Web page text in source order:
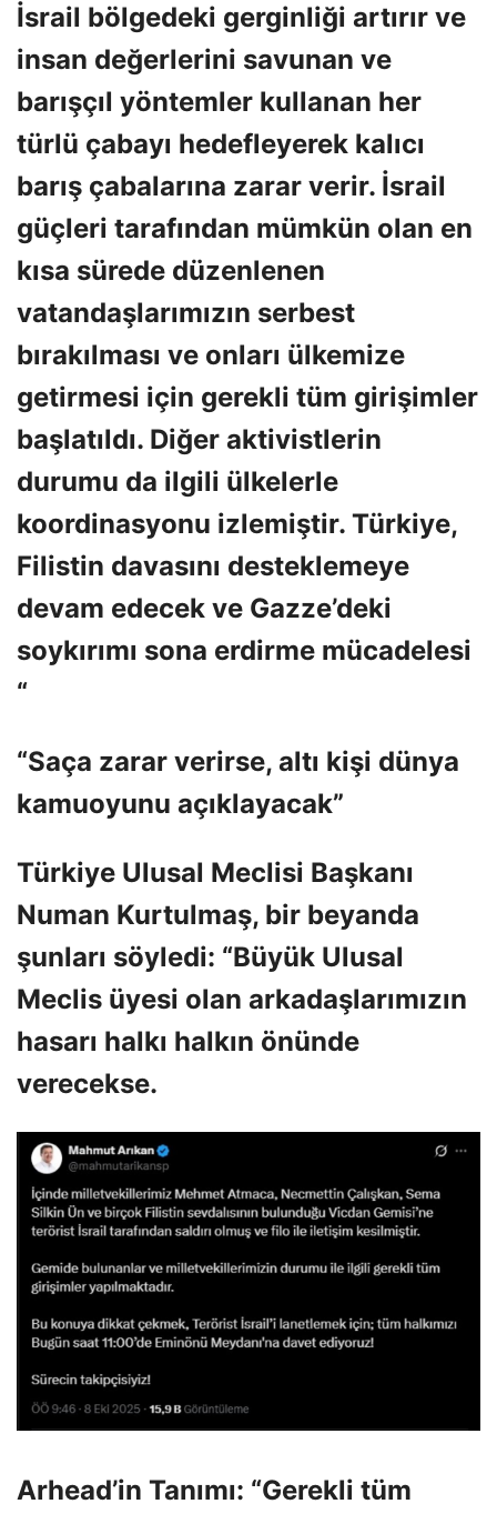
İsrail bölgedeki gerginliği artırır ve
insan değerlerini savunan ve
barışçıl yöntemler kullanan her
türlü çabayı hedefleyerek kalıcı
barış çabalarına zarar verir. İsrail
güçleri tarafından mümkün olan en
kısa sürede düzenlenen
vatandaşlarımızın serbest
bırakılması ve onları ülkemize
getirmesi için gerekli tüm girişimler
başlatıldı. Diğer aktivistlerin
durumu da ilgili ülkelerle
koordinasyonu izlemiştir. Türkiye,
Filistin davasını desteklemeye
devam edecek ve Gazze’deki
soykırımı sona erdirme mücadelesi
“
“Saça zarar verirse, altı kişi dünya
kamuoyunu açıklayacak”
Türkiye Ulusal Meclisi Başkanı
Numan Kurtulmaş, bir beyanda
şunları söyledi: “Büyük Ulusal
Meclis üyesi olan arkadaşlarımızın
hasarı halkı halkın önünde
verecekse.
Arhead’in Tanımı: “Gerekli tüm